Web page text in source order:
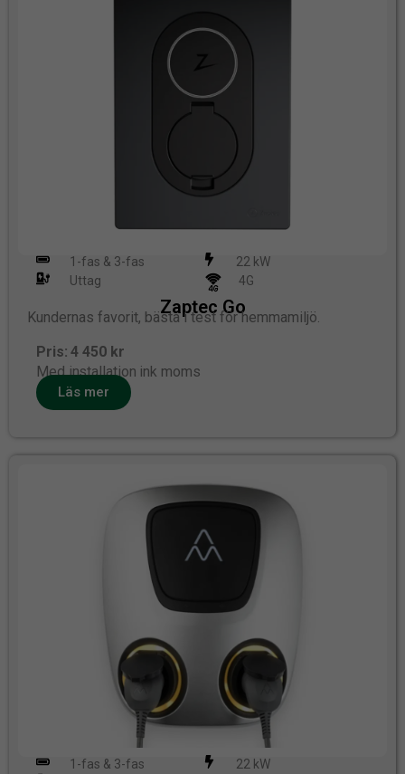
1-fas & 3-fas
22 kW
Uttag
4G
Zaptec Go
Kundernas favorit, bästa i test för hemmamiljö.
Pris: 4 450 kr
Med installation ink moms
Läs mer
1-fas & 3-fas 22 kW